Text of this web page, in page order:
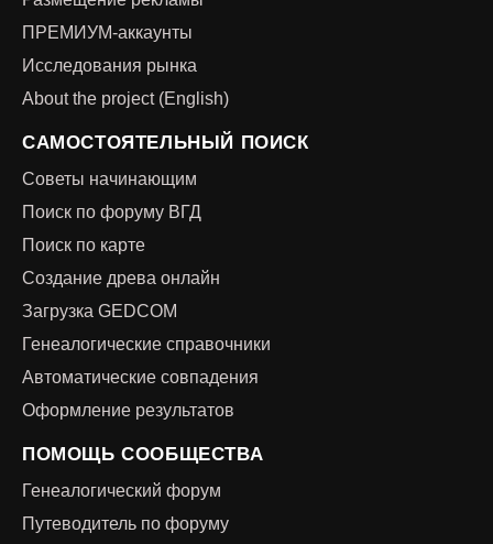
ПРЕМИУМ-аккаунты
Исследования рынка
About the project (English)
САМОСТОЯТЕЛЬНЫЙ ПОИСК
Советы начинающим
Поиск по форуму ВГД
Поиск по карте
Создание древа онлайн
Загрузка GEDCOM
Генеалогические справочники
Автоматические совпадения
Оформление результатов
ПОМОЩЬ СООБЩЕСТВА
Генеалогический форум
Путеводитель по форуму